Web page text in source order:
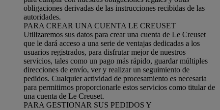
obligaciones derivadas de las instrucciones recibidas de las
autoridades.
PARA CREAR UNA CUENTA LE CREUSET
Utilizaremos sus datos para crear una cuenta de Le Creuset
que le dará acceso a una serie de ventajas dedicadas a los
usuarios registrados, para disfrutar mejor de nuestros
servicios, tales como un pago más rápido, guardar múltiples
direcciones de envío, ver y realizar un seguimiento de
pedidos. Cualquier actividad de procesamiento es necesaria
para permitirnos proporcionarle estos servicios como titular de
una cuenta de Le Creuset.
PARA GESTIONAR SUS PEDIDOS Y